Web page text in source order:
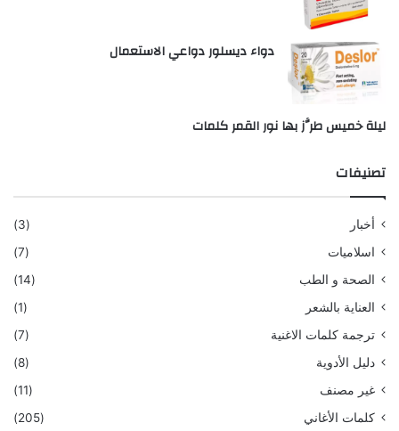
دواء ديسلور دواعي الاستعمال
ليلة خميس طرَّز بها نور القمر كلمات
تصنيفات
أخبار
(3)
اسلاميات
(7)
الصحة و الطب
(14)
العناية بالشعر
(1)
ترجمة كلمات الاغنية
(7)
دليل الأدوية
(8)
غير مصنف
(11)
كلمات الأغاني
(205)